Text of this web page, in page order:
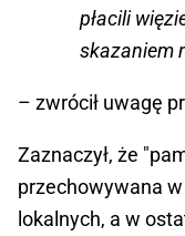
płacili
skazaniem
– zwrócił uwagę
Zaznaczył, że
przechowywana
lokalnych, a w